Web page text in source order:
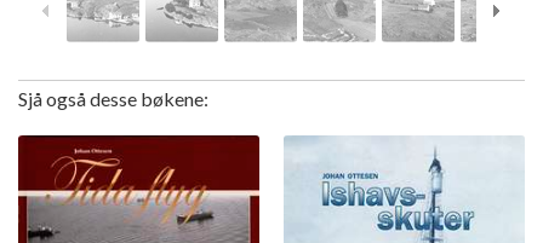
Sjå også desse bøkene: